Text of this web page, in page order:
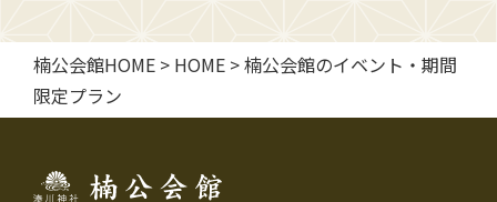
楠公会館HOME > HOME >楠公会館のイベント・期間
限定プラン